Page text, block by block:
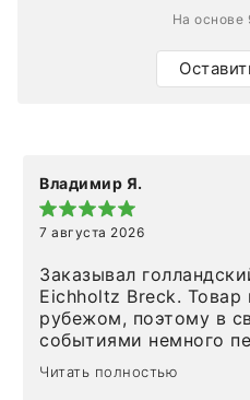
На основе
Владимир Я.
7 августа 2026
Заказывал
Eichholtz Breck. Товар
рубежом, поэтому в
событиями немного
Но homeadore
определенное в
Читать полностью